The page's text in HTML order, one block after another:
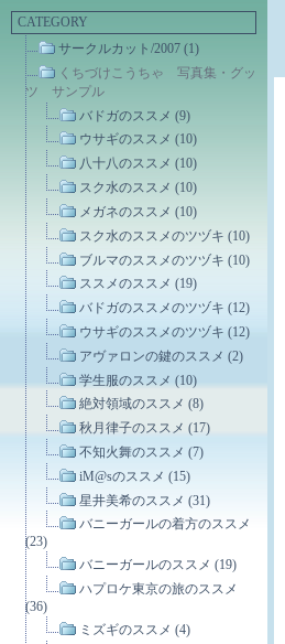
CATEGORY
サークルカット/2007 (1)
くちづけこうちゃ 写真集・グッ
ツ サンプル
バドガのススメ (9)
ウサギのススメ (10)
八十八のススメ (10)
スク水のススメ (10)
メガネのススメ (10)
スク水のススメのツヅキ (10)
ブルマのススメのツヅキ (10)
ススメのススメ (19)
バドガのススメのツヅキ (12)
ウサギのススメのツヅキ (12)
アヴァロンの鍵のススメ (2)
学生服のススメ (10)
絶対領域のススメ (8)
秋月律子のススメ (17)
不知火舞のススメ (7)
iM@sのススメ (15)
星井美希のススメ (31)
バニーガールの着方のススメ
(23)
バニーガールのススメ (19)
ハプロケ東京の旅のススメ
(36)
ミズギのススメ (4)